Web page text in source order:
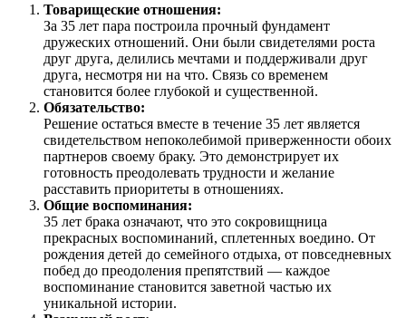
Товарищеские отношения:
За 35 лет пара построила прочный фундамент
дружеских отношений. Они были свидетелями роста
друг друга, делились мечтами и поддерживали друг
друга, несмотря ни на что. Связь со временем
становится более глубокой и существенной.
Обязательство:
Решение остаться вместе в течение 35 лет является
свидетельством непоколебимой приверженности обоих
партнеров своему браку. Это демонстрирует их
готовность преодолевать трудности и желание
расставить приоритеты в отношениях.
Общие воспоминания:
35 лет брака означают, что это сокровищница
прекрасных воспоминаний, сплетенных воедино. От
рождения детей до семейного отдыха, от повседневных
побед до преодоления препятствий — каждое
воспоминание становится заветной частью их
уникальной истории.